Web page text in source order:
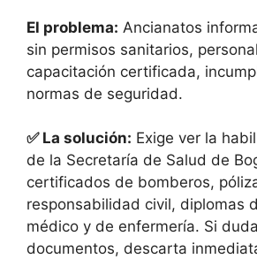
El problema: Ancianatos
sin permisos sanitarios,
capacitación certificada,
normas de seguridad.
✅ La solución: Exige ver la
de la Secretaría de Salud de
certificados de bomberos,
responsabilidad civil, diplomas
médico y de enfermería. Si
documentos, descarta